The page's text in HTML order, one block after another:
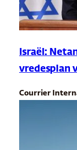
Israël:
vredesplan
Courrier